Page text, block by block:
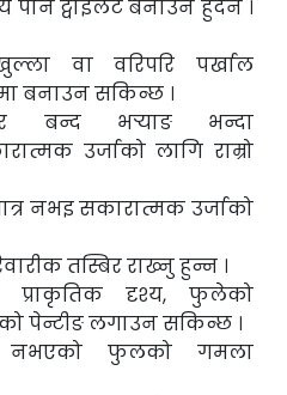
पनि ट्वाइलेट बनाउन हुँदैन ।
वा वरिपरि पर्खाल
बनाउन सकिन्छ ।
बन्द भर्‍याङ भन्दा
उर्जाको लागि राम्रो
नभइ सकारात्मक उर्जाको
तस्बिर राख्नु हुन्न ।
प्राकृतिक दृश्य, फुलेको
पेन्टीङ लगाउन सकिन्छ ।
नभएको फुलको गमला